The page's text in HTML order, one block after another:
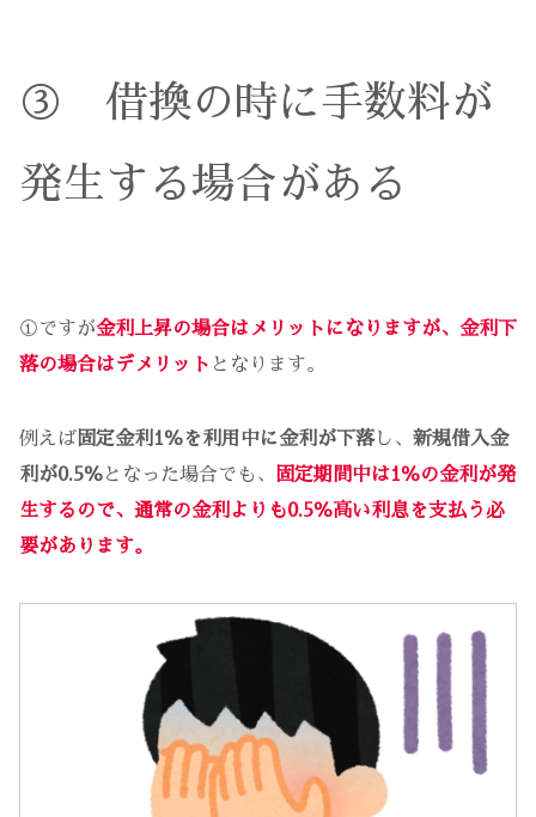
③ 借換の時に手数料が
発生する場合がある
①ですが金利上昇の場合はメリットになりますが、金利下
落の場合はデメリット となります。
例えば 固定金利1％を利用中に金利が下落し、 新規借入金
利が0.5％となった場合でも、
固定期間中は1％の金利が発
生するので、通常の金利よりも0.5％高い利息を支払う必
要があります。